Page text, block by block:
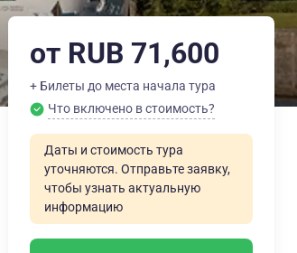
от RUB 71,600
+ Билеты до места начала тура
Что включено в стоимость?
Даты и стоимость тура
уточняются. Отправьте заявку,
чтобы узнать актуальную
информацию